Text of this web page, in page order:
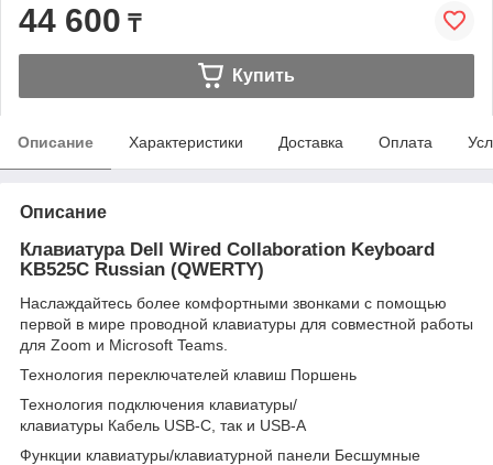
44 600 ₸
Купить
Описание Характеристики Доставка Оплата
Описание
Клавиатура Dell Wired Collaboration Keyboard
KB525C Russian (QWERTY)
Наслаждайтесь более комфортными звонками с помощью
первой в мире проводной клавиатуры для совместной работы
для Zoom и Microsoft Teams.
Технология переключателей клавиш Поршень
Технология подключения клавиатуры/
клавиатуры Кабель USB-C, так и USB-A
Функции клавиатуры/клавиатурной панели Бесшумные